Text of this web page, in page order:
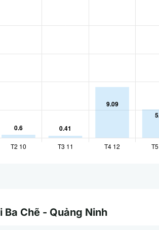
Chẽ - Quảng Ninh